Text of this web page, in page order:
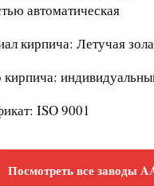
автоматическая
кирпича: Летучая
кирпича:
ISO 9001
Посмотреть все заводы